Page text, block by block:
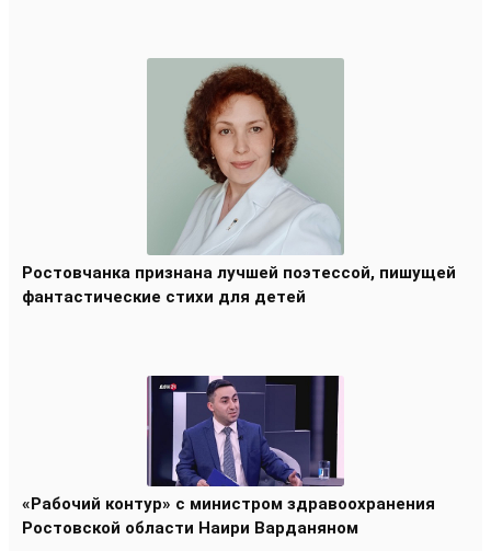
Ростовчанка признана лучшей поэтессой, пишущей
фантастические стихи для детей
«Рабочий контур» с министром здравоохранения
Ростовской области Наири Варданяном